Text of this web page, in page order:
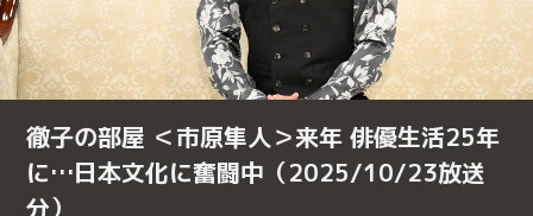
徹子の部屋 ＜市原隼人＞来年 俳優生活25年
に…日本文化に奮闘中（2025/10/23放送
分）